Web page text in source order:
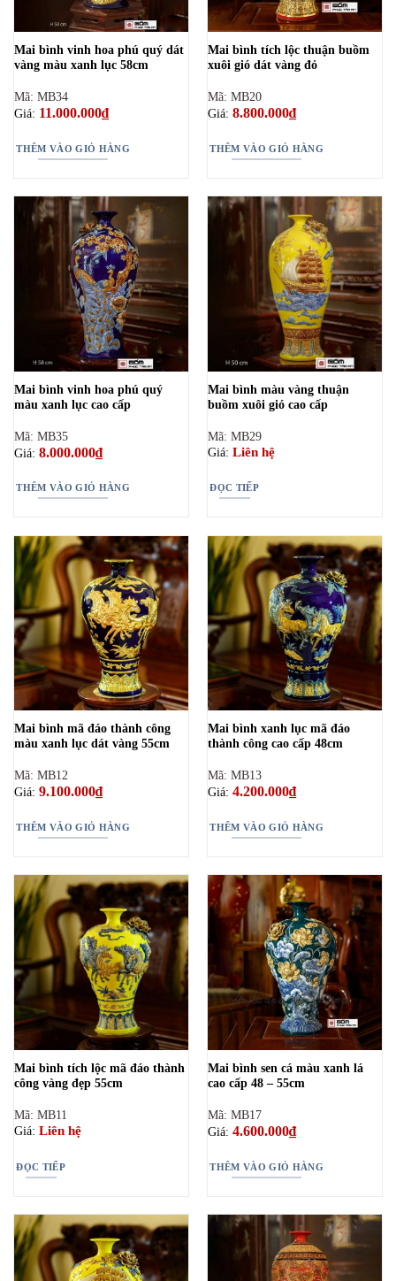
Mai bình vinh hoa phú quý dát
vàng màu xanh lục 58cm
Mã: MB34
Giá: 11.000.000₫
THÊM VÀO GIỎ HÀNG
Mai bình tích lộc thuận buồm
xuôi gió dát vàng đỏ
Mã: MB20
Giá: 8.800.000₫
THÊM VÀO GIỎ HÀNG
Mai bình vinh hoa phú quý
màu xanh lục cao cấp
Mã: MB35
Giá: 8.000.000₫
THÊM VÀO GIỎ HÀNG
Mai bình màu vàng thuận
buồm xuôi gió cao cấp
Mã: MB29
Giá: Liên hệ
ĐỌC TIẾP
Mai bình mã đáo thành công
màu xanh lục dát vàng 55cm
Mã: MB12
Giá: 9.100.000₫
THÊM VÀO GIỎ HÀNG
Mai bình xanh lục mã đáo
thành công cao cấp 48cm
Mã: MB13
Giá: 4.200.000₫
THÊM VÀO GIỎ HÀNG
Mai bình tích lộc mã đáo thành
công vàng đẹp 55cm
Mã: MB11
Giá: Liên hệ
ĐỌC TIẾP
Mai bình sen cá màu xanh lá
cao cấp 48 – 55cm
Mã: MB17
Giá: 4.600.000₫
THÊM VÀO GIỎ HÀNG